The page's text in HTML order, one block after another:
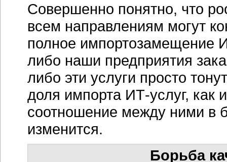
Совершенно понятно, что
всем направлениям могут
полное импортозамещение
либо наши предприятия
либо эти услуги просто
доля импорта ИТ-услуг, как
соотношение между ними в
изменится.
Борьба